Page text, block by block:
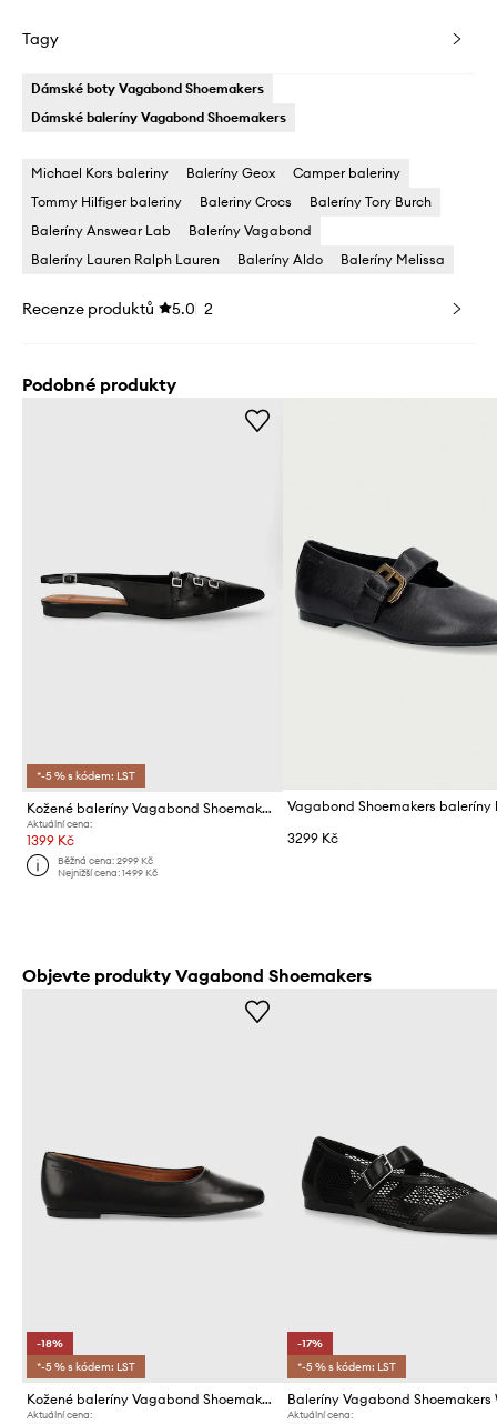
Tagy
Dámské boty Vagabond Shoemakers
Dámské baleríny Vagabond Shoemakers
Michael Kors baleriny Baleríny Geox
Camper baleriny
Tommy Hilfiger baleriny
Baleriny Crocs
Baleríny Tory Burch
Baleríny Answear Lab
Baleríny Vagabond
Baleríny Lauren Ralph Lauren
Baleríny Aldo Baleríny Melissa
Recenze produktů 5.0 2
Podobné produkty
*-5 % s kódem: LST
Kožené baleríny Vagabond Shoemakers HERMINE
Aktuální cena:
1399 Kč
Běžná cena:2999 Kč
Nejnižší cena:1499 Kč
3299 Kč
Objevte produkty Vagabond Shoemakers
-18%
*-5 % s kódem: LST
Kožené baleríny Vagabond Shoemakers JOLIN
Aktuální cena:
-17%
*-5 % s kódem: LST
Aktuální cena: